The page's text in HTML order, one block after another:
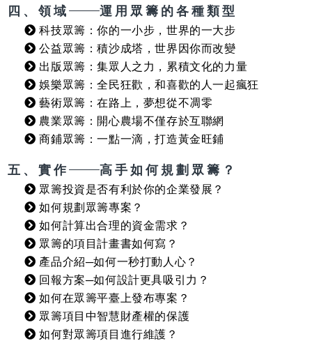
四、領域
運用眾籌的各種類型
科技眾籌：你的一小步，世界的一大步
公益眾籌：積沙成塔，世界因你而改變
出版眾籌：集眾人之力，累積文化的力量
娛樂眾籌：全民狂歡，和喜歡的人一起瘋狂
藝術眾籌：在路上，夢想從不凋零
農業眾籌：開心農場不僅存於互聯網
商鋪眾籌：一點一滴，打造黃金旺鋪
五、實作 高手如何規劃眾籌？
眾籌投資是否有利於你的企業發展？
如何規劃眾籌專案？
如何計算出合理的資金需求？
眾籌的項目計畫書如何寫？
產品介紹─如何一秒打動人心？
回報方案─如何設計更具吸引力？
如何在眾籌平臺上發布專案？
眾籌項目中智慧財產權的保護
如何對眾籌項目進行維護？